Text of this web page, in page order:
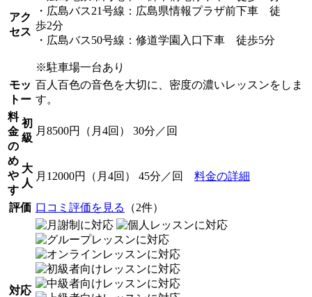
アク
セス
・広島バス21号線：広島県情報プラザ前下車 徒
歩2分
・広島バス50号線：修道学園入口下車 徒歩5分
※駐車場一台あり
モッ
トー
百人百色の音色を大切に、密度の濃いレッスンをしま
す。
料
金
の
め
や
す
初
級
月8500円（月4回） 30分／回
大
人
月12000円（月4回） 45分／回 料金の詳細
評価 口コミ評価を見る （2件）
対応